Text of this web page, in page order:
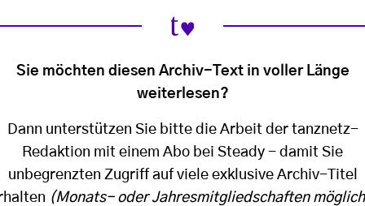
Sie möchten diesen Archiv-Text in voller Länge
weiterlesen?
Dann unterstützen Sie bitte die Arbeit der tanznetz-
Redaktion mit einem Abo bei Steady - damit Sie
unbegrenzten Zugriff auf viele exklusive Archiv-Titel
(Monats- oder Jahresmitgliedschaften